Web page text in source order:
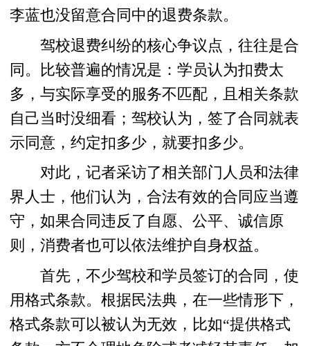
李蓝也没留意合同中的退费条款。
驾校退费纠纷的核心争议点，往往是合
同。比较普遍的情况是：学员认为扣费太
多，与实际享受的服务不匹配，且相关条款
自己当时没细看；驾校认为，签了合同就表
示同意，约定扣多少，就要扣多少。
对此，记者采访了相关部门人员和法律
界人士，他们认为，合法有效的合同应当遵
守，如果合同违反了自愿、公平、诚信原
则，消费者也可以依法维护自身权益。
首先，不少驾校和学员签订的合同，使
用格式条款。根据民法典，在一些情形下，
格式条款可以被认为无效，比如“提供格式